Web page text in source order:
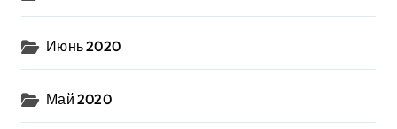
Июнь 2020
Май 2020